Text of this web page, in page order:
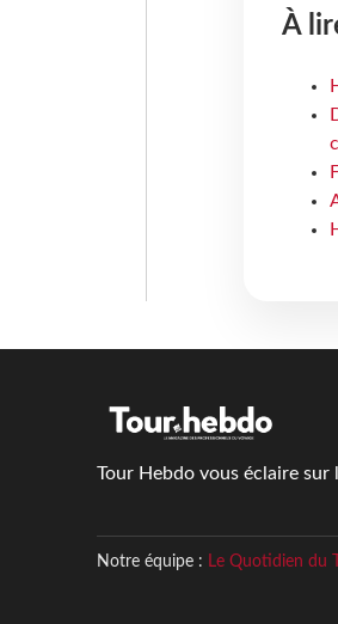
À
Tour Hebdo vous éclaire
Notre équipe : Le Quotidien du